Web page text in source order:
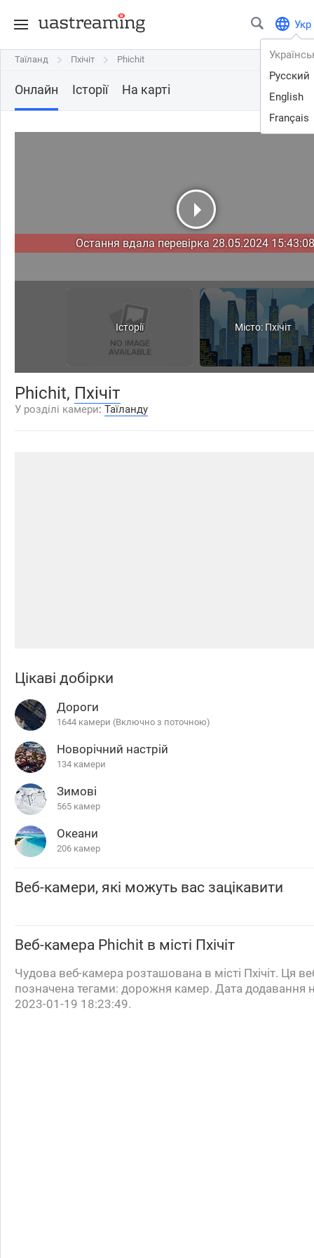
Укр
Русский
English
Français
Таїланд Пхічіт Phichit
Таїланд Пхічіт Phichit
Онлайн Історії На карті
Остання вдала перевірка 28.05.2024
Історії Місто: Пхічіт
Phichit, Пхічіт
У розділі камери: Таїланду
Цікаві добірки
Дороги
1644 камери (Включно з поточною)
Новорічний настрій
134 камери
Зимові
565 камер
Океани
206 камер
Веб-камери, які можуть вас зацікавити
Веб-камера Phichit в місті Пхічіт
Чудова веб-камера розташована в місті Пхічіт. Ця
позначена тегами: дорожня камер. Дата додавання
2023-01-19 18:23:49.